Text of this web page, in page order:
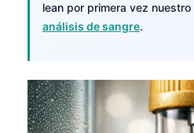
lean por primera vez nuestro
análisis de sangre.